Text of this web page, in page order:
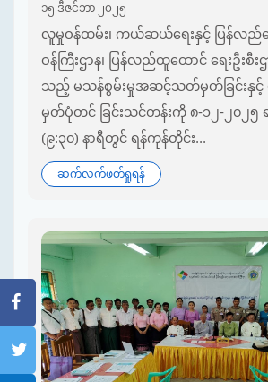
၁၅ ဒီဇင်ဘာ ၂၀၂၅
လူမှုဝန်ထမ်း၊ ကယ်ဆယ်ရေးနှင့် ပြန်လည်နေ
ဝန်ကြီးဌာန၊ ပြန်လည်ထူထောင် ရေးဦးစီးဌ
သည့် မသန်စွမ်းမှုအဆင့်သတ်မှတ်ခြင်းနှင့်
မှတ်ပုံတင် ခြင်းသင်တန်းကို ၈-၁၂-၂၀၂၅
(၉:၃၀) နာရီတွင် ရန်ကုန်တိုင်း...
ဆက်လက်ဖတ်ရှုရန်